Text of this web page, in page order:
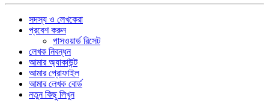
সদস্য ও লেখকেরা
প্রবেশ করুন
পাসওয়ার্ড রিসেট
লেখক নিবন্ধন
আমার অ্যাকাউন্ট
আমার প্রোফাইল
আমার লেখক বোর্ড
নতুন কিছু লিখুন